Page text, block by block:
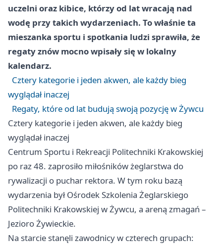
uczelni oraz kibice, którzy od lat wracają nad
wodę przy takich wydarzeniach. To właśnie ta
mieszanka sportu i spotkania ludzi sprawiła, że
regaty znów mocno wpisały się w lokalny
kalendarz.
Cztery kategorie i jeden akwen, ale każdy bieg
wyglądał inaczej
Regaty, które od lat budują swoją pozycję w Żywcu
Cztery kategorie i jeden akwen, ale każdy bieg
wyglądał inaczej
Centrum Sportu i Rekreacji Politechniki Krakowskiej
po raz 48. zaprosiło miłośników żeglarstwa do
rywalizacji o puchar rektora. W tym roku bazą
wydarzenia był Ośrodek Szkolenia Żeglarskiego
Politechniki Krakowskiej w Żywcu, a areną zmagań –
Jezioro Żywieckie.
Na starcie stanęli zawodnicy w czterech grupach: